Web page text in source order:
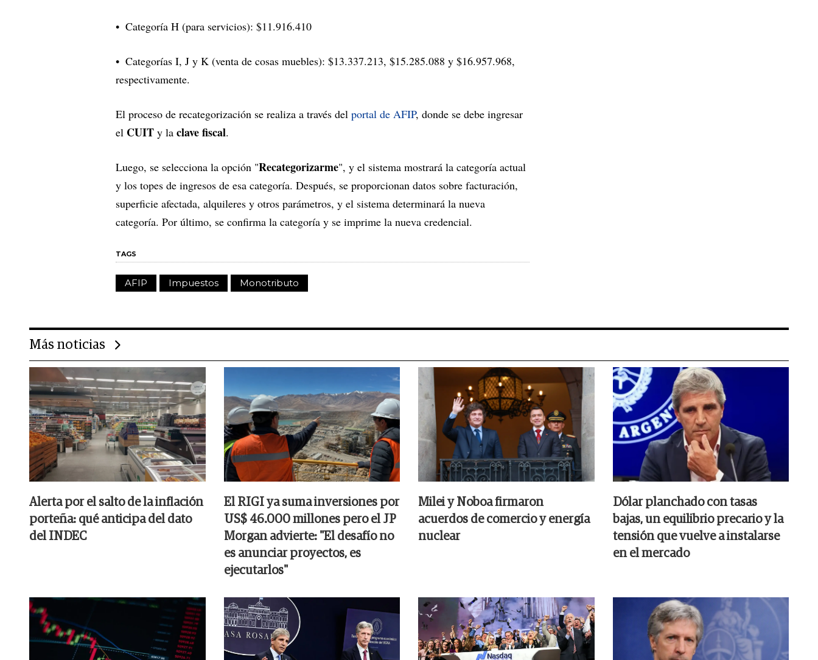
Categoría H (para servicios): $11.916.410
Categorías I, J y K (venta de cosas muebles): $13.337.213, $15.285.088 y $16.957.968,
respectivamente.
El proceso de recategorización se realiza a través del portal de AFIP, donde se debe ingresar
el CUIT y la clave fiscal.
Luego, se selecciona la opción "Recategorizarme", y el sistema mostrará la categoría actual
y los topes de ingresos de esa categoría. Después, se proporcionan datos sobre facturación,
superficie afectada, alquileres y otros parámetros, y el sistema determinará la nueva
categoría. Por último, se confirma la categoría y se imprime la nueva credencial.
TAGS
AFIP Impuestos Monotributo
Más noticias
Alerta por el salto de la inflación
porteña: qué anticipa del dato
del INDEC
El RIGI ya suma inversiones por
US$ 46.000 millones pero el JP
Morgan advierte: "El desafío no
es anunciar proyectos, es
ejecutarlos"
Milei y Noboa firmaron
acuerdos de comercio y energía
nuclear
Dólar planchado con tasas
bajas, un equilibrio precario y la
tensión que vuelve a instalarse
en el mercado